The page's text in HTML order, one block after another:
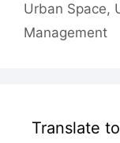
Urban Space,
Management
Translate